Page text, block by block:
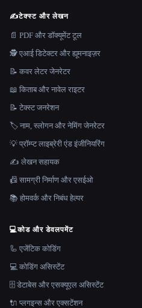
✍️टेक्स्ट और लेखन
📄 PDF और डॉक्यूमेंट टूल
🕵️ एआई डिटेक्टर और ह्यूमनाइज़र
📝 कवर लेटर जेनरेटर
📖 किताब और नावेल राइटर
📝 टेक्स्ट जनरेशन
🏷️ नाम, स्लोगन और नेमिंग जेनरेटर
💡 प्रॉम्प्ट लाइब्रेरी एंड इंजीनियरिंग
✍️ लेखन सहायक
📠 सामग्री निर्माण और एसईओ
📚 होमवर्क और निबंध हेल्पर
💻कोड और डेवलपमेंट
🦾 एजेंटिक कोडिंग
💻 कोडिंग असिस्टेंट
🗄️ डेटाबेस और एसक्यूएल असिस्टेंट
🔌 प्लगइन्स और एक्सटेंशन